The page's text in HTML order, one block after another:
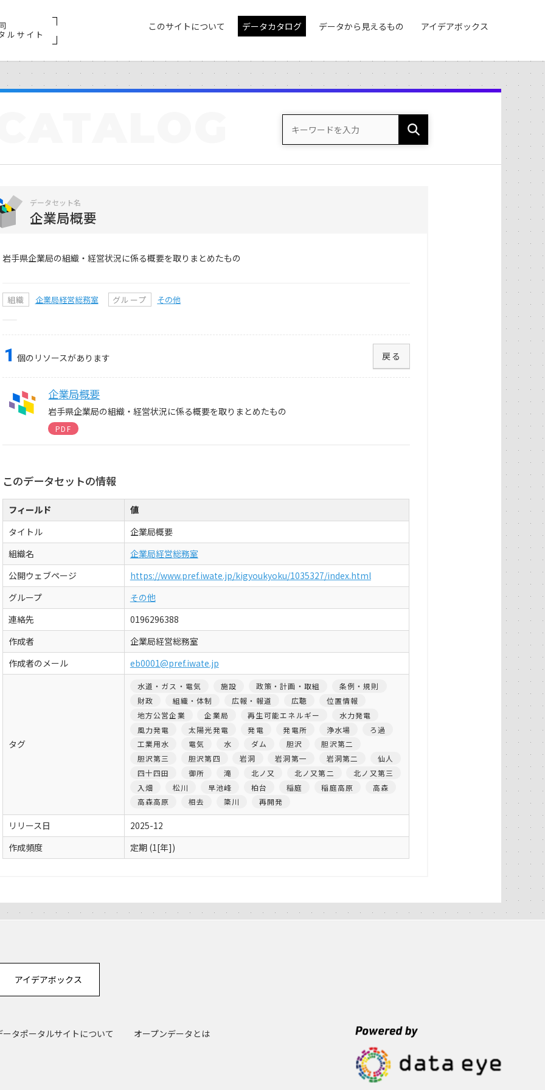
ルサイト
このサイトについて データカタログ データから見えるもの アイデアボックス
データセット名
企業局概要
岩手県企業局の組織・経営状況に係る概要を取りまとめたもの
組織 企業局経営総務室 グループ その他
1 個のリソースがあります 戻る
企業局概要
岩手県企業局の組織・経営状況に係る概要を取りまとめたもの
PDF
このデータセットの情報
フィールド
値
タイトル
企業局概要
組織名
企業局経営総務室
公開ウェブページ
https://www.pref.iwate.jp/kigyoukyoku/1035327/index.html
グループ
その他
連絡先
0196296388
作成者
企業局経営総務室
作成者のメール
eb0001@pref.iwate.jp
タグ
水道・ガス・電気 施設 政策・計画・取組
条例・規則
財政
組織・体制 広報・報道 広聴
位置情報
地方公営企業
企業局 再生可能エネルギー
水力発電
風力発電
太陽光発電 発電 発電所 浄水場
ろ過
工業用水
電気 水 ダム 胆沢
胆沢第二
胆沢第三
胆沢第四 岩洞 岩洞第一 岩洞第二
仙人
四十四田
御所 滝 北ノ又 北ノ又第二
北ノ又第三
入畑
松川 早池峰 柏台 稲庭 稲庭高原
高森
高森高原
相去 簗川 再開発
リリース日
2025-12
作成頻度
定期 (1[年])
アイデアボックス
タポータルサイトについて
オープンデータとは